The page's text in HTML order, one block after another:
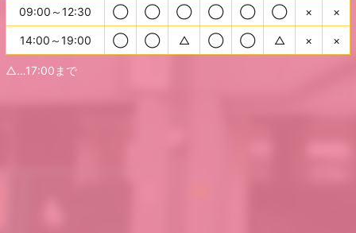
09:00～12:30 ◯ ◯ ◯ ◯ ◯ ◯ × ×
14:00～19:00 ◯ ◯ △ ◯ ◯ △ × ×
△…17:00まで